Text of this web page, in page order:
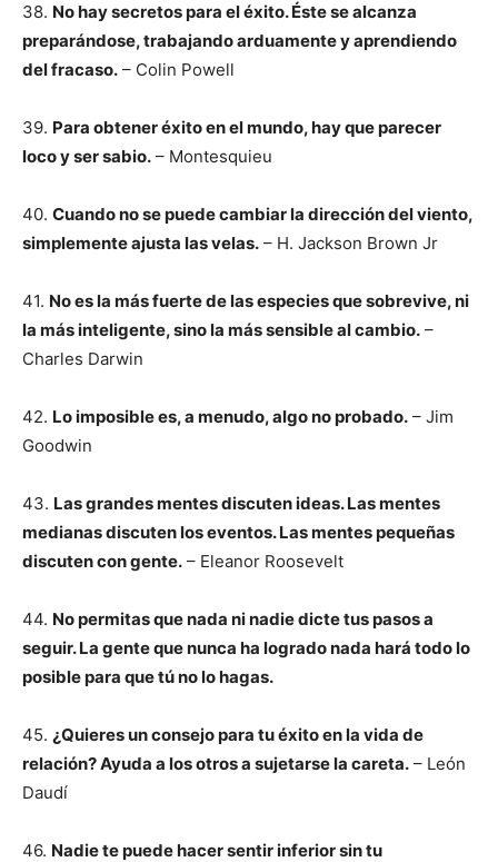
38. No hay secretos para el éxito. Éste se alcanza
preparándose, trabajando arduamente y aprendiendo
del fracaso. – Colin Powell
39. Para obtener éxito en el mundo, hay que parecer
loco y ser sabio. – Montesquieu
40. Cuando no se puede cambiar la dirección del viento,
simplemente ajusta las velas. – H. Jackson Brown Jr
41. No es la más fuerte de las especies que sobrevive, ni
la más inteligente, sino la más sensible al cambio. –
Charles Darwin
42. Lo imposible es, a menudo, algo no probado. – Jim
Goodwin
43. Las grandes mentes discuten ideas. Las mentes
medianas discuten los eventos. Las mentes pequeñas
discuten con gente. – Eleanor Roosevelt
44. No permitas que nada ni nadie dicte tus pasos a
seguir. La gente que nunca ha logrado nada hará todo lo
posible para que tú no lo hagas.
45. ¿Quieres un consejo para tu éxito en la vida de
relación? Ayuda a los otros a sujetarse la careta. – León
Daudí
46. Nadie te puede hacer sentir inferior sin tu